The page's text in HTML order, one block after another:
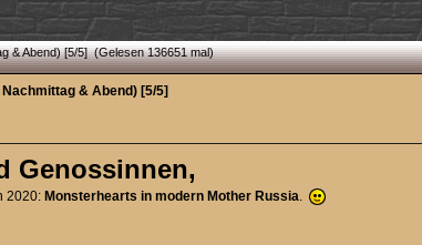
& Abend) [5/5] (Gelesen 136651 mal)
& Abend) [5/5]
Genossinnen,
2020: Monsterhearts in modern Mother Russia.